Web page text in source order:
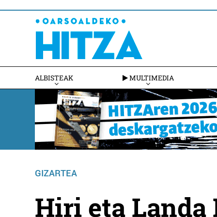
ALBISTEAK MULTIMEDIA
GIZARTEA
Hiri eta Landa